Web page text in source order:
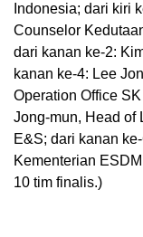
Indonesia; dari kiri
Counselor
dari kanan ke-2:
kanan ke-4: Lee
Operation Office
Jong-mun, Head of
E&S; dari kanan
Kementerian
10 tim finalis.)